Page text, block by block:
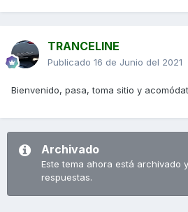
TRANCELINE
Publicado 16 de Junio del 2021
Bienvenido, pasa, toma sitio y
Archivado
Este tema ahora está archivado
respuestas.